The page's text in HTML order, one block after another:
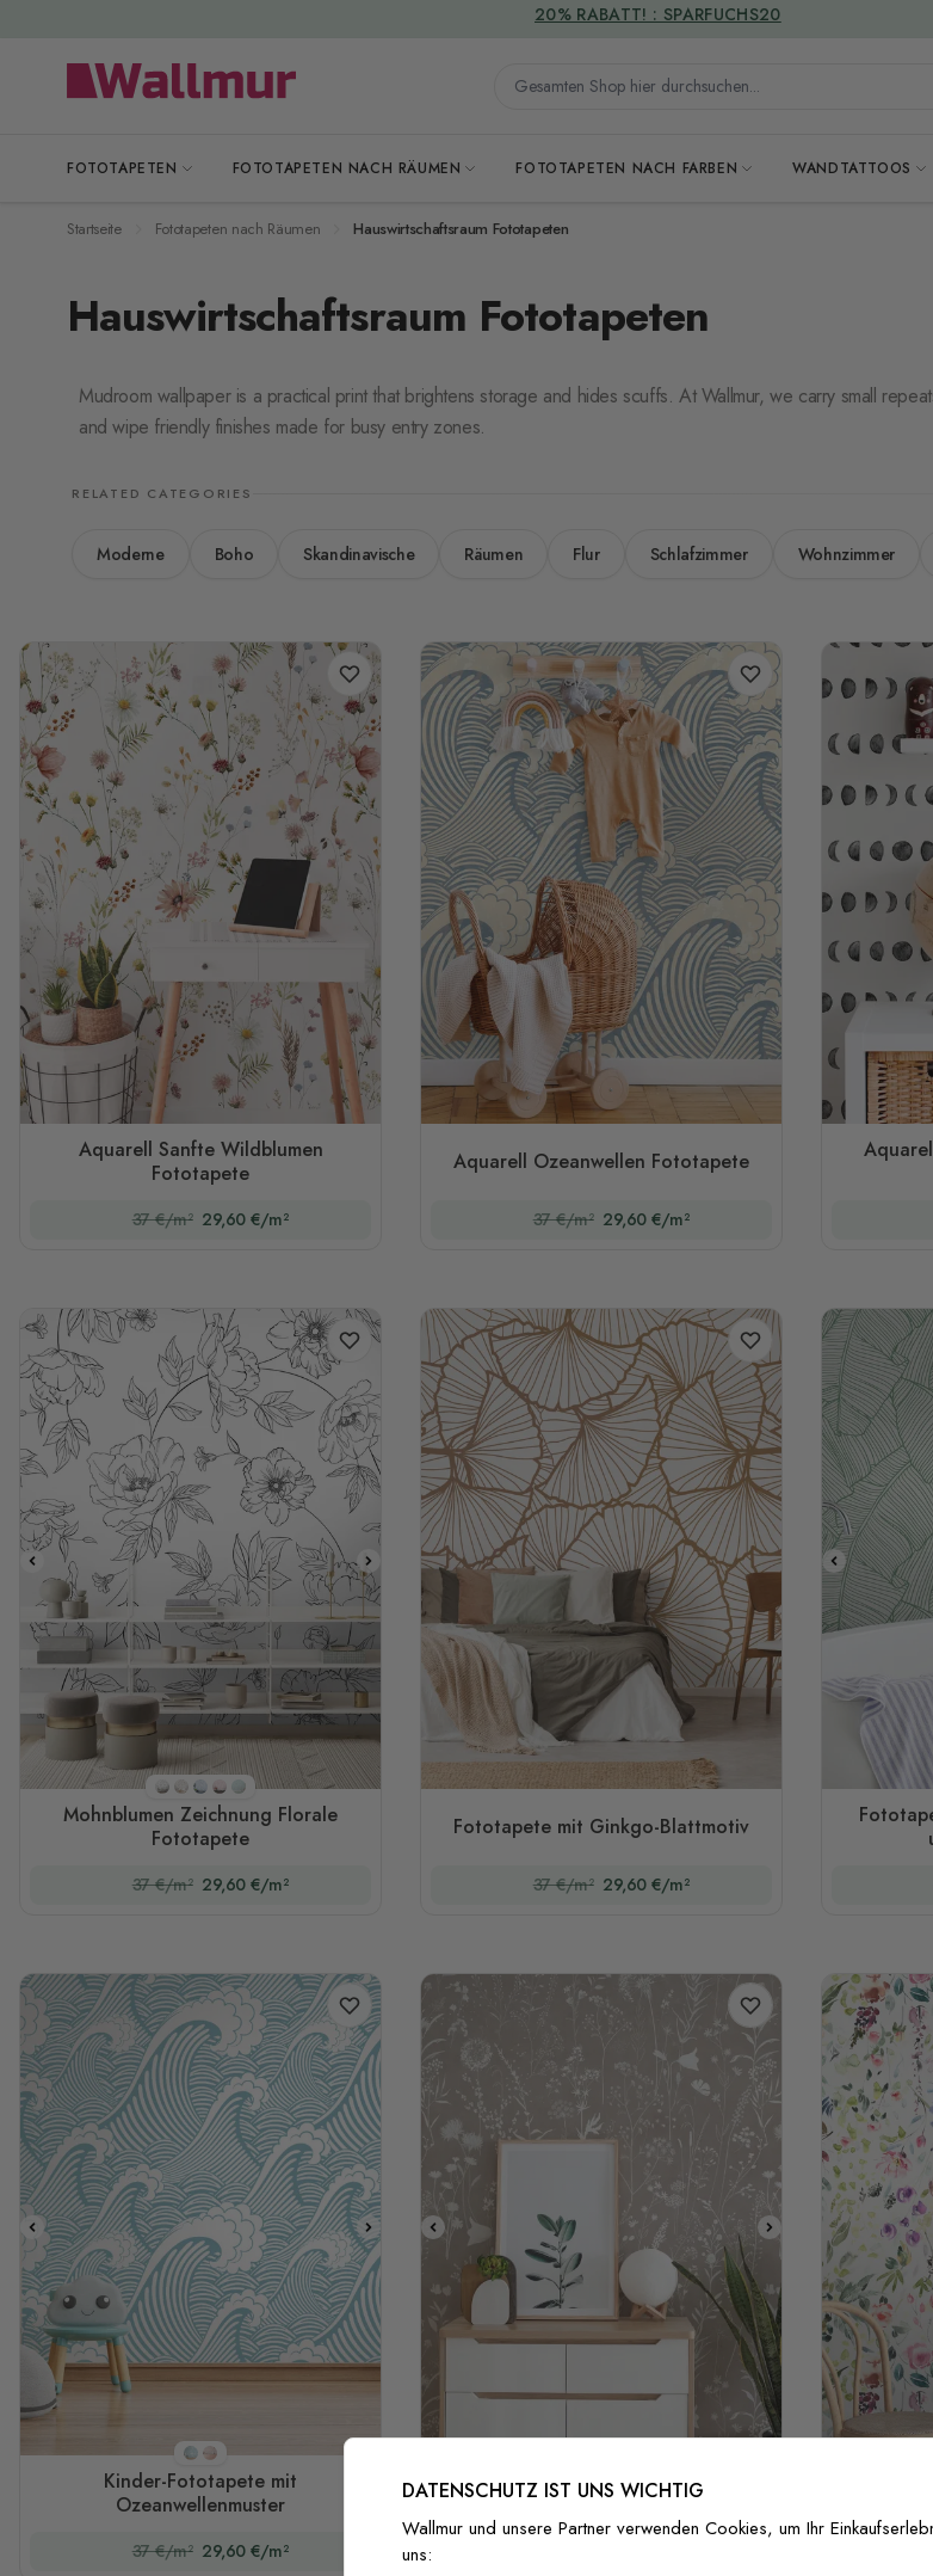
Gesamten Shop hier durchsuchen...
FOTOTAPETEN FOTOTAPETEN NACH RÄUMEN FOTOTAPETEN NACH FARBEN WANDTATTOOS
VERSANDKOSTENFREI
Startseite Fototapeten nach Räumen Hauswirtschaftsraum Fototapeten
Hauswirtschaftsraum Fototapeten
Mudroom wallpaper is a practical print that brightens storage and hides scuffs. At Wallmur, we carry small
and wipe friendly finishes made for busy entry zones.
RELATED CATEGORIES
Moderne Boho Skandinavische Räumen Flur Schlafzimmer Wohnzimmer
Aquarell Sanfte Wildblumen
Fototapete
37 €/m² 29,60 €/m²
Aquarell Ozeanwellen Fototapete
37 €/m² 29,60 €/m²
Stil 2(schwarz und weiß)
Stil 1Stil 3Stil 4Stil 5
Mohnblumen Zeichnung Florale
Fototapete
37 €/m² 29,60 €/m²
Fototapete mit Ginkgo-Blattmotiv
37 €/m² 29,60 €/m²
Stil 1Stil 2
Kinder-Fototapete mit
Ozeanwellenmuster
37 €/m² 29,60 €/m²
Fototapeten im Bohemian-Stil mit
neutralen Wildblumenfarben
DATENSCHUTZ IST UNS WICHTIG
Wallmur und unsere Partner verwenden Cookies, um Ihr
uns: